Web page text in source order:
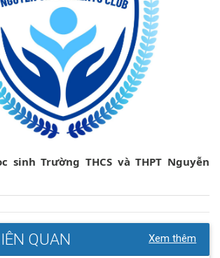
sinh Trường THCS và THPT Nguyễn
QUAN Xem thêm